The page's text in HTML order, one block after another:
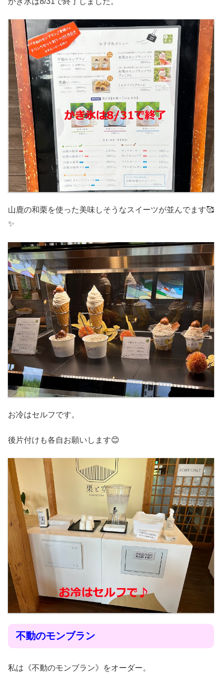
山鹿の和栗を使った美味しそうなスイーツが並んでます🥰
✨
お冷はセルフです。
後片付けも各自お願いします😊
不動のモンブラン
私は《不動のモンブラン》をオーダー。